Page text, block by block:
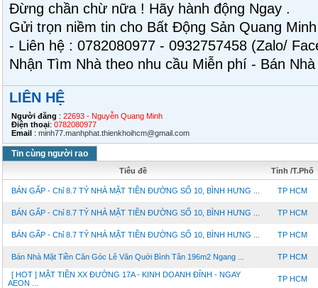
Đừng chần chừ nữa ! Hãy hành động Ngay .
Gửi trọn niềm tin cho Bất Động Sản Quang
- Liên hệ : 0782080977 - 0932757458 (Zalo/
Nhận Tìm Nhà theo nhu cầu Miễn phí - Bán
LIÊN HỆ
Người đăng : 22693 - Nguyễn Quang Minh
Điện thoại: 0782080977
Email : minh77.manhphat.thienkhoihcm@gmail.com
Tin cùng người rao
Tiêu đề Tỉnh /T.Phố
BÁN GẤP - Chỉ 8.7 TỶ NHÀ MẶT TIỀN ĐƯỜNG SỐ 10, BÌNH HƯNG ... TP HCM
BÁN GẤP - Chỉ 8.7 TỶ NHÀ MẶT TIỀN ĐƯỜNG SỐ 10, BÌNH HƯNG ... TP HCM
BÁN GẤP - Chỉ 8.7 TỶ NHÀ MẶT TIỀN ĐƯỜNG SỐ 10, BÌNH HƯNG ... TP HCM
Bán Nhà Mặt Tiền Căn Góc Lê Văn Quới Bình Tân 196m2 Ngang ... TP HCM
[ HOT ] MẶT TIỀN XX ĐƯỜNG 17A - KINH DOANH ĐỈNH - NGAY
AEON ...
TP HCM